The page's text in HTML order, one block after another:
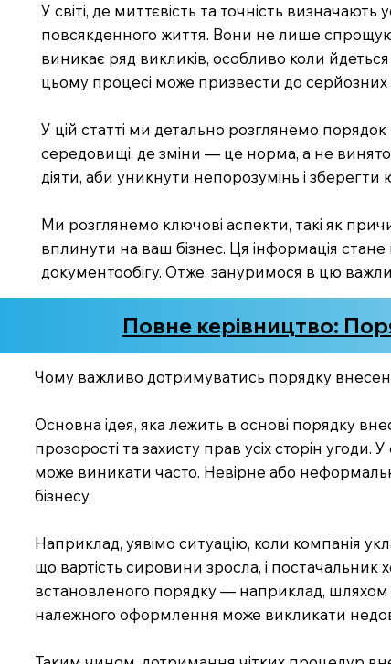
У світі, де миттєвість та точність
повсякденного життя. Вони не лише
виникає ряд викликів, особливо коли
цьому процесі може призвести до серйозних
У цій статті ми детально розглянемо
середовищі, де зміни — це норма, а не
діяти, аби уникнути непорозумінь і
Ми розглянемо ключові аспекти, такі як
вплинути на ваш бізнес. Ця інформація
документообігу. Отже, зануримося в цю
Повне керівництво:
Чому важливо дотримуватись порядку
Основна ідея, яка лежить в основі порядку
прозорості та захисту прав усіх сторін
може виникати часто. Невірне або
бізнесу.
Наприклад, уявімо ситуацію, коли компанія
що вартість сировини зросла, і постачальник
встановленого порядку — наприклад, шляхом
належного оформлення може викликати